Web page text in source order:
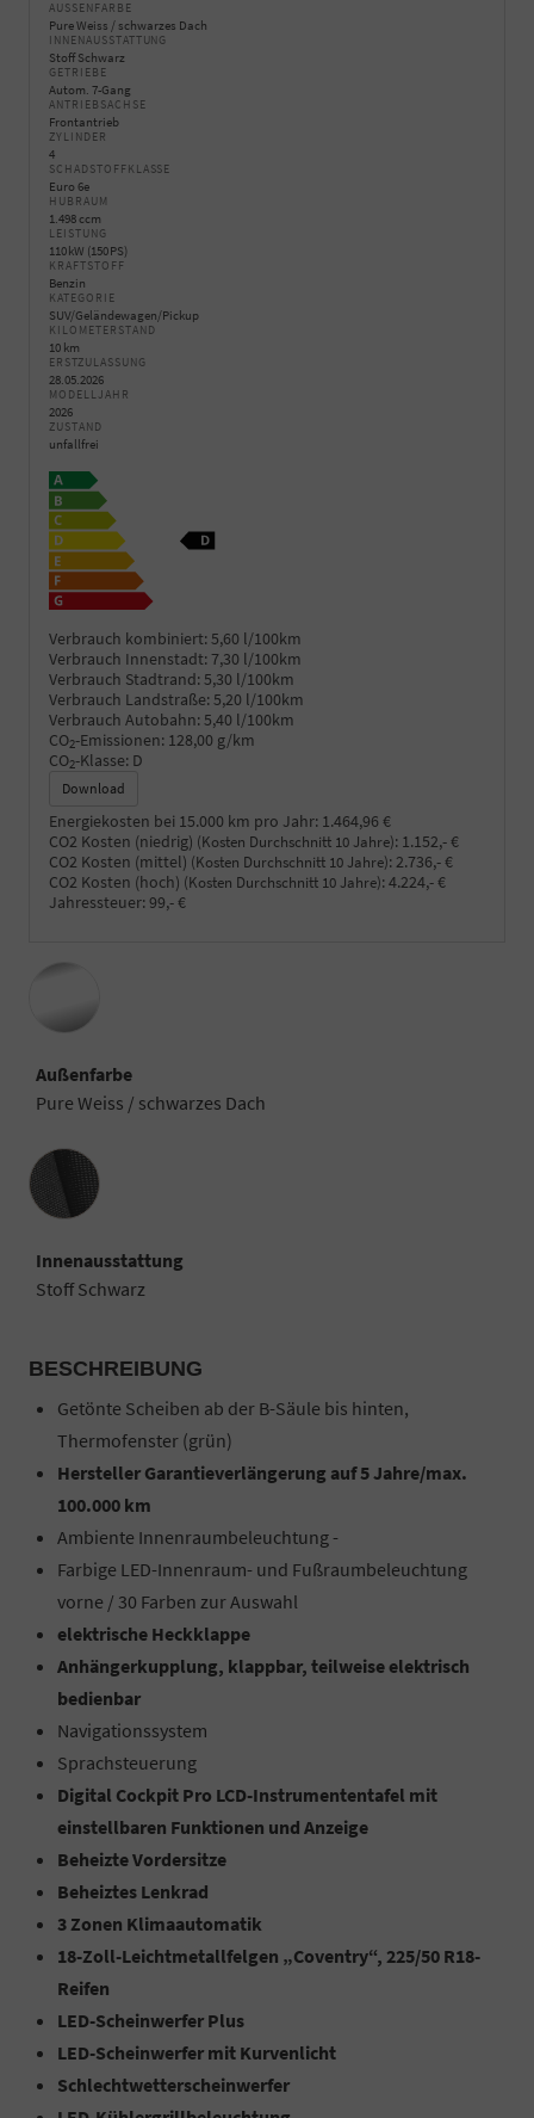
AUSSENFARBE
Pure Weiss / schwarzes Dach
INNENAUSSTATTUNG
Stoff Schwarz
GETRIEBE
Autom. 7-Gang
ANTRIEBSACHSE
Frontantrieb
ZYLINDER
4
SCHADSTOFFKLASSE
Euro 6e
HUBRAUM
1.498 ccm
LEISTUNG
110 kW (150 PS)
KRAFTSTOFF
Benzin
KATEGORIE
SUV/Geländewagen/Pickup
KILOMETERSTAND
10 km
ERSTZULASSUNG
28.05.2026
MODELLJAHR
2026
ZUSTAND
unfallfrei
Verbrauch kombiniert: 5,60 l/100km
Verbrauch Innenstadt: 7,30 l/100km
Verbrauch Stadtrand: 5,30 l/100km
Verbrauch Landstraße: 5,20 l/100km
Verbrauch Autobahn: 5,40 l/100km
CO2-Emissionen: 128,00 g/km
CO2-Klasse: D
Download
Energiekosten bei 15.000 km pro Jahr: 1.464,96 €
CO2 Kosten (niedrig) (Kosten Durchschnitt 10 Jahre): 1.152,- €
CO2 Kosten (mittel) (Kosten Durchschnitt 10 Jahre): 2.736,- €
CO2 Kosten (hoch) (Kosten Durchschnitt 10 Jahre): 4.224,- €
Jahressteuer: 99,- €
Außenfarbe
Pure Weiss / schwarzes Dach
Innenausstattung
Innenausstattung
Stoff Schwarz
BESCHREIBUNG
Getönte Scheiben ab der B-Säule bis hinten,
Thermofenster (grün)
Hersteller Garantieverlängerung auf 5 Jahre/max.
100.000 km
Ambiente Innenraumbeleuchtung -
Farbige LED-Innenraum- und Fußraumbeleuchtung
vorne / 30 Farben zur Auswahl
elektrische Heckklappe
Anhängerkupplung, klappbar, teilweise elektrisch
bedienbar
Navigationssystem
Sprachsteuerung
Digital Cockpit Pro LCD-Instrumententafel mit
einstellbaren Funktionen und Anzeige
Beheizte Vordersitze
Beheiztes Lenkrad
3 Zonen Klimaautomatik
18-Zoll-Leichtmetallfelgen „Coventry“, 225/50 R18-
Reifen
LED-Scheinwerfer Plus
LED-Scheinwerfer mit Kurvenlicht
Schlechtwetterscheinwerfer